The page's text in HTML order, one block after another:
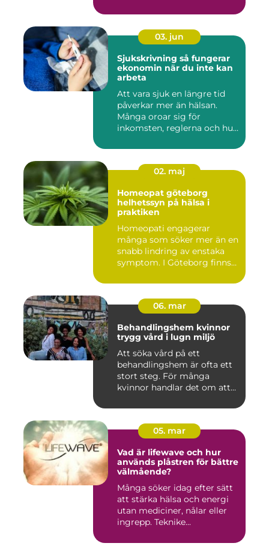
03. jun
Sjukskrivning så fungerar
ekonomin när du inte kan
arbeta
Att vara sjuk en längre tid
påverkar mer än hälsan.
Många oroar sig för
inkomsten, reglerna och hur
02. maj
Homeopat göteborg
helhetssyn på hälsa i
praktiken
Homeopati engagerar
många som söker mer än en
snabb lindring av enstaka
symptom. I Göteborg finns
06. mar
Behandlingshem kvinnor
trygg vård i lugn miljö
Att söka vård på ett
behandlingshem är ofta ett
stort steg. För många
kvinnor handlar det om att
05. mar
Vad är lifewave och hur
används plåstren för bättre
välmående?
Många söker idag efter sätt
att stärka hälsa och energi
utan mediciner, nålar eller
ingrepp. Teknike...